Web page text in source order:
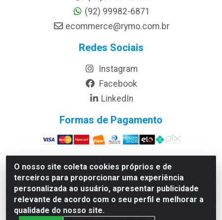
O nosso site coleta cookies próprios e de
terceiros para proporcionar uma experiência
personalizada ao usuário, apresentar publicidade
relevante de acordo com o seu perfil e melhorar a
qualidade do nosso site.
(92) 99982-6871
ecommerce@rymo.com.br
Redes Sociais
Instagram
Facebook
LinkedIn
Formas de Pagamento
Rymo Imagem e Produtos Gráficos da Amazonia LTDA -
Av. Ajuricaba, 379 - Cachoeirinha, Manaus/AM - CEP
69065-110 - CNPJ 14.220.230.0001-70